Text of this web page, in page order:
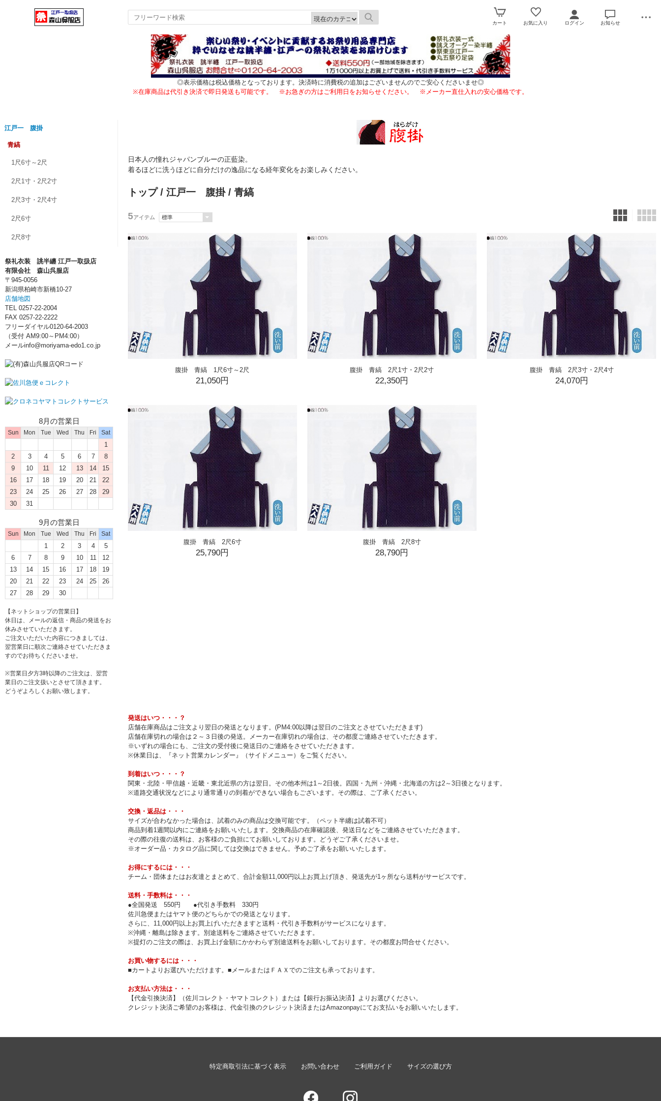
カート お気に入り ログイン お知らせ
◎表示価格は税込価格となっております。決済時に消費税の追加はございませんのでご安心くださいませ◎
※在庫商品は代引き決済で即日発送も可能です。 ※お急ぎの方はご利用日をお知らせください。 ※メーカー直仕入れの安心価格です。
江戸一 腹掛
青縞
1尺6寸～2尺
2尺1寸・2尺2寸
2尺3寸・2尺4寸
2尺6寸
2尺8寸
祭礼衣装 誂半纏 江戸一取扱店
有限会社 森山呉服店
〒945-0056
新潟県柏崎市新橋10-27
店舗地図
TEL 0257-22-2004
FAX 0257-22-2222
フリーダイヤル0120-64-2003
（受付 AM9:00～PM4:00）
メールinfo@moriyama-edo1.co.jp
8月の営業日
Sun Mon Tue Wed Thu Fri Sat
1
2
3 4 5 6 7
8
9
10 11 12 13 14
15
16
17 18 19 20 21
22
23
24 25 26 27 28
29
30
31
9月の営業日
Sun Mon Tue Wed Thu Fri Sat
1 2 3 4
5
6
7 8 9 10 11
12
13
14 15 16 17 18
19
20
21 22 23 24 25
26
27
28 29 30
【ネットショップの営業日】
休日は、メールの返信・商品の発送をお
休みさせていただきます。
ご注文いただいた内容につきましては、
翌営業日に順次ご連絡させていただきま
すのでお待ちくださいませ。
※営業日夕方3時以降のご注文は、翌営
業日のご注文扱いとさせて頂きます。
どうぞよろしくお願い致します。
日本人の憧れジャパンブルーの正藍染。
着るほどに洗うほどに自分だけの逸品になる経年変化をお楽しみください。
トップ/ 江戸一 腹掛/ 青縞
5アイテム
腹掛 青縞 1尺6寸～2尺
21,050円
腹掛 青縞 2尺1寸・2尺2寸
22,350円
腹掛 青縞 2尺3寸・2尺4寸
24,070円
腹掛 青縞 2尺6寸
25,790円
腹掛 青縞 2尺8寸
28,790円
発送はいつ・・・？
店舗在庫商品はご注文より翌日の発送となります。(PM4:00以降は翌日のご注文とさせていただきます)
店舗在庫切れの場合は２～３日後の発送。メーカー在庫切れの場合は、その都度ご連絡させていただきます。
※いずれの場合にも、ご注文の受付後に発送日のご連絡をさせていただきます。
※休業日は、『ネット営業カレンダー』（サイドメニュー）をご覧ください。
到着はいつ・・・？
関東・北陸・甲信越・近畿・東北近県の方は翌日。その他本州は1～2日後。四国・九州・沖縄・北海道の方は2～3日後となります。
※道路交通状況などにより通常通りの到着ができない場合もございます。その際は、ご了承ください。
交換・返品は・・・
サイズが合わなかった場合は、試着のみの商品は交換可能です。（ペット半纏は試着不可）
商品到着1週間以内にご連絡をお願いいたします。交換商品の在庫確認後、発送日などをご連絡させていただきます。
その際の往復の送料は、お客様のご負担にてお願いしております。どうぞご了承くださいませ。
※オーダー品・カタログ品に関しては交換はできません。予めご了承をお願いいたします。
お得にするには・・・
チーム・団体またはお友達とまとめて、合計金額11,000円以上お買上げ頂き、発送先が1ヶ所なら送料がサービスです。
送料・手数料は・・・
●全国発送 550円 ●代引き手数料 330円
佐川急便またはヤマト便のどちらかでの発送となります。
さらに、11,000円以上お買上げいただきますと送料・代引き手数料がサービスになります。
※沖縄・離島は除きます。別途送料をご連絡させていただきます。
※提灯のご注文の際は、お買上げ金額にかかわらず別途送料をお願いしております。その都度お問合せください。
お買い物するには・・・
■カートよりお選びいただけます。■メールまたはＦＡＸでのご注文も承っております。
お支払い方法は・・・
【代金引換決済】（佐川コレクト・ヤマトコレクト）または【銀行お振込決済】よりお選びください。
クレジット決済ご希望のお客様は、代金引換のクレジット決済またはAmazonpayにてお支払いをお願いいたします。
特定商取引法に基づく表示 お問い合わせ ご利用ガイド サイズの選び方